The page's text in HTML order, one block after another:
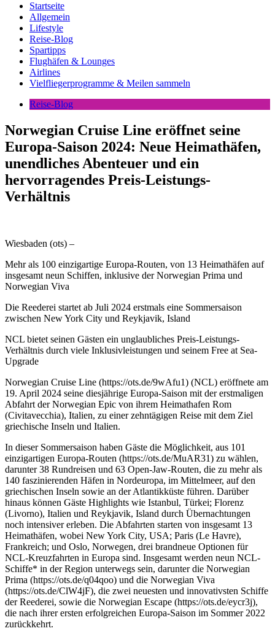
Startseite
Allgemein
Lifestyle
Reise-Blog
Spartipps
Flughäfen & Lounges
Airlines
Vielfliegerprogramme & Meilen sammeln
Reise-Blog
Norwegian Cruise Line eröffnet seine
Europa-Saison 2024: Neue Heimathäfen,
unendliches Abenteuer und ein
hervorragendes Preis-Leistungs-
Verhältnis
Wiesbaden (ots) –
Mehr als 100 einzigartige Europa-Routen, von 13 Heimathäfen auf
insgesamt neun Schiffen, inklusive der Norwegian Prima und
Norwegian Viva
Die Reederei startet ab Juli 2024 erstmals eine Sommersaison
zwischen New York City und Reykjavik, Island
NCL bietet seinen Gästen ein unglaubliches Preis-Leistungs-
Verhältnis durch viele Inklusivleistungen und seinem Free at Sea-
Upgrade
Norwegian Cruise Line (https://ots.de/9wAfu1) (NCL) eröffnete am
19. April 2024 seine diesjährige Europa-Saison mit der erstmaligen
Abfahrt der Norwegian Epic von ihrem Heimathafen Rom
(Civitavecchia), Italien, zu einer zehntägigen Reise mit dem Ziel
griechische Inseln und Italien.
In dieser Sommersaison haben Gäste die Möglichkeit, aus 101
einzigartigen Europa-Routen (https://ots.de/MuAR31) zu wählen,
darunter 38 Rundreisen und 63 Open-Jaw-Routen, die zu mehr als
140 faszinierenden Häfen in Nordeuropa, im Mittelmeer, auf den
griechischen Inseln sowie an der Atlantikküste führen. Darüber
hinaus können Gäste Highlights wie Istanbul, Türkei; Florenz
(Livorno), Italien und Reykjavik, Island durch Übernachtungen
noch intensiver erleben. Die Abfahrten starten von insgesamt 13
Heimathäfen, wobei New York City, USA; Paris (Le Havre),
Frankreich; und Oslo, Norwegen, drei brandneue Optionen für
NCL-Kreuzfahrten in Europa sind. Insgesamt werden neun NCL-
Schiffe* in der Region unterwegs sein, darunter die Norwegian
Prima (https://ots.de/q04qoo) und die Norwegian Viva
(https://ots.de/ClW4jF), die zwei neuesten und innovativsten Schiffe
der Reederei, sowie die Norwegian Escape (https://ots.de/eycr3j),
die nach ihrer ersten erfolgreichen Europa-Saison im Sommer 2022
zurückkehrt.